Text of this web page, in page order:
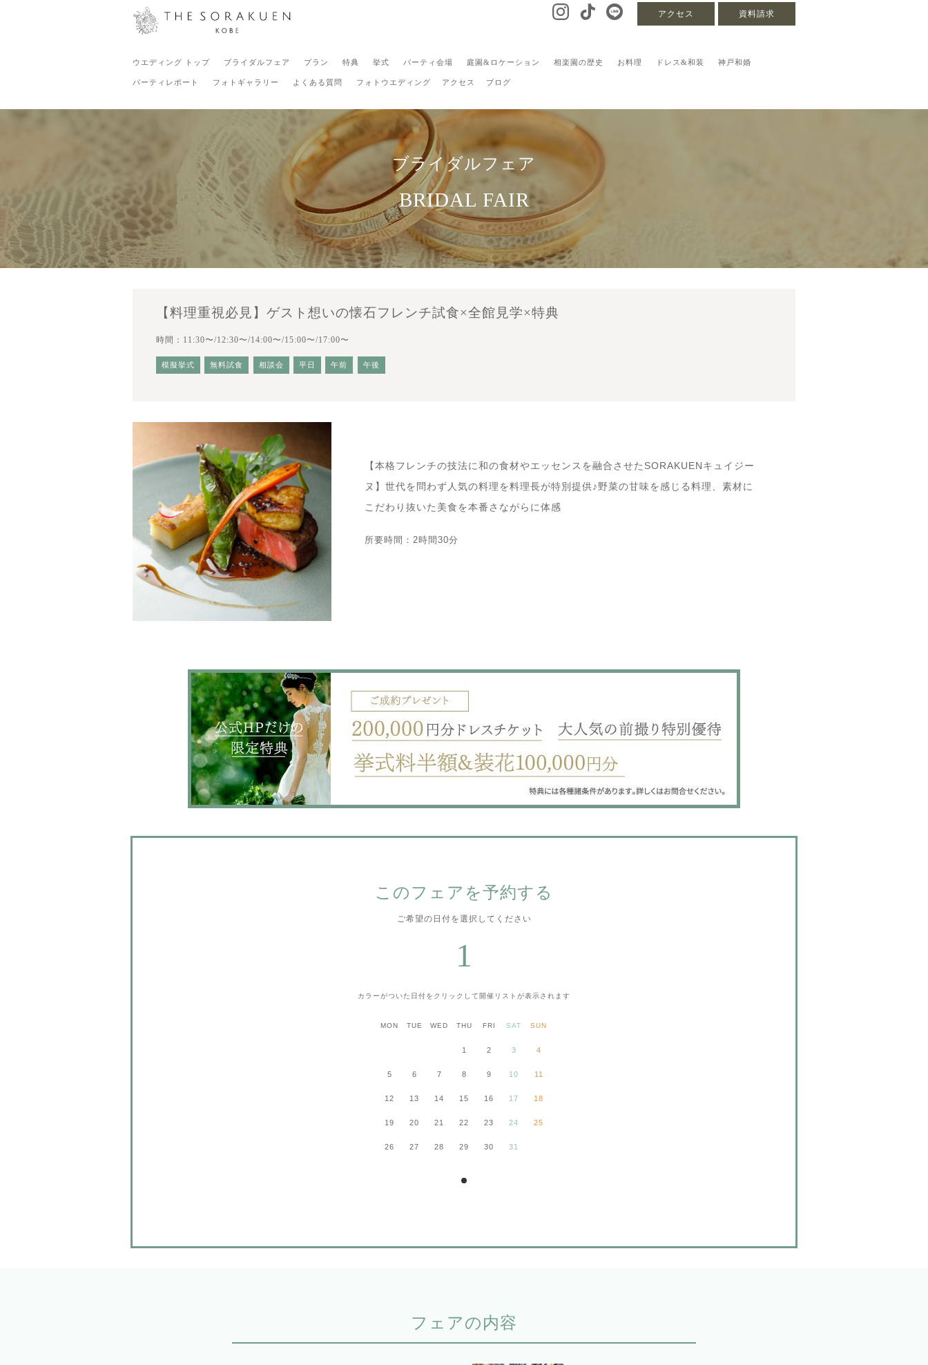
資料請求
アクセス
ウエディング トップ ブライダルフェア プラン 特典 挙式 パーティ会場 庭園&ロケーション 相楽園の歴史 お料理 ドレス&和装 神戸和婚
パーティレポート フォトギャラリー よくある質問 フォトウエディング アクセス ブログ
ブライダルフェア
BRIDAL FAIR
【料理重視必見】ゲスト想いの懐石フレンチ試食×全館見学×特典
時間：11:30〜/12:30〜/14:00〜/15:00〜/17:00〜
模擬挙式 無料試食 相談会 平日 午前 午後
【本格フレンチの技法に和の食材やエッセンスを融合させたSORAKUENキュイジー
ヌ】世代を問わず人気の料理を料理長が特別提供♪野菜の甘味を感じる料理、素材に
こだわり抜いた美食を本番さながらに体感
所要時間：2時間30分
このフェアを予約する
ご希望の日付を選択してください
1
カラーがついた日付をクリックして 開催リストが表示されます
MON TUE WED THU FRI SAT SUN
1 2 3 4
5 6 7 8 9 10 11
12 13 14 15 16 17 18
19 20 21 22 23 24 25
26 27 28 29 30 31
フェアの内容